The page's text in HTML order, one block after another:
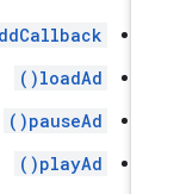
addCallback()
loadAd()
pauseAd()
playAd()